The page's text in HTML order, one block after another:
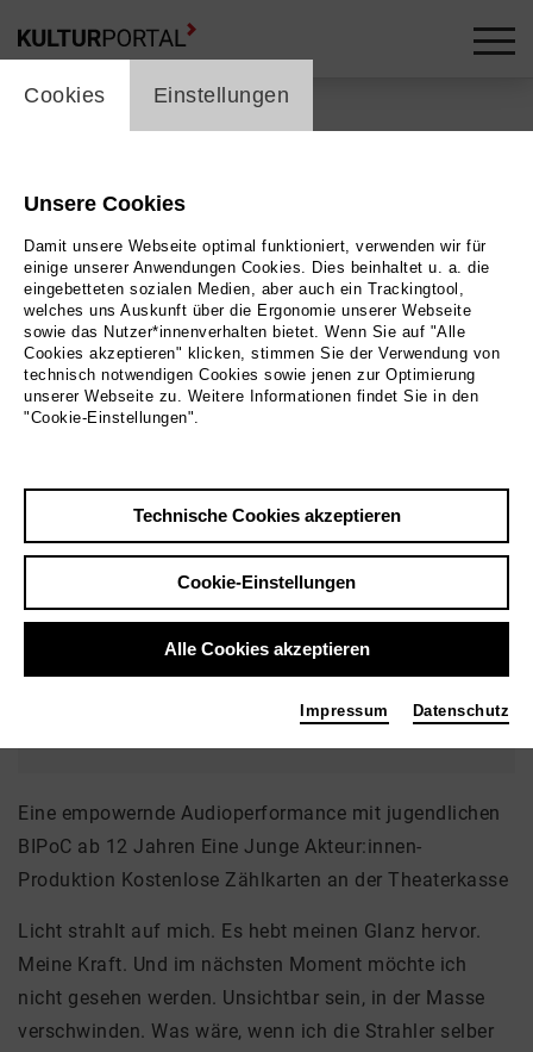
Zurück|Übersicht
Special
Shining on me
Brauhaus
Brauhaus
Eine empowernde Audioperformance mit jugendlichen
BIPoC ab 12 Jahren Eine Junge Akteur:innen-
Produktion Kostenlose Zählkarten an der Theaterkasse
Licht strahlt auf mich. Es hebt meinen Glanz hervor.
Meine Kraft. Und im nächsten Moment möchte ich
nicht gesehen werden. Unsichtbar sein, in der Masse
verschwinden. Was wäre, wenn ich die Strahler selber
cookie_layer
Cookies Einstellungen
Unsere Cookies
Damit unsere Webseite optimal funktioniert, verwenden wir für
einige unserer Anwendungen Cookies. Dies beinhaltet u. a. die
eingebetteten sozialen Medien, aber auch ein Trackingtool,
welches uns Auskunft über die Ergonomie unserer Webseite
sowie das Nutzer*innenverhalten bietet. Wenn Sie auf "Alle
Cookies akzeptieren" klicken, stimmen Sie der Verwendung von
technisch notwendigen Cookies sowie jenen zur Optimierung
unserer Webseite zu. Weitere Informationen findet Sie in den
"Cookie-Einstellungen".
Technische Cookies akzeptieren
Cookie-Einstellungen
Alle Cookies akzeptieren
Impressum Datenschutz